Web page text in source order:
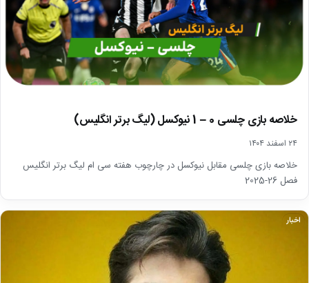
خلاصه بازی چلسی 0 – 1 نیوکسل (لیگ برتر انگلیس)
۲۴ اسفند ۱۴۰۴
خلاصه بازی چلسی مقابل نیوکسل در چارچوب هفته سی ام لیگ برتر انگلیس
فصل 26-2025
اخبار